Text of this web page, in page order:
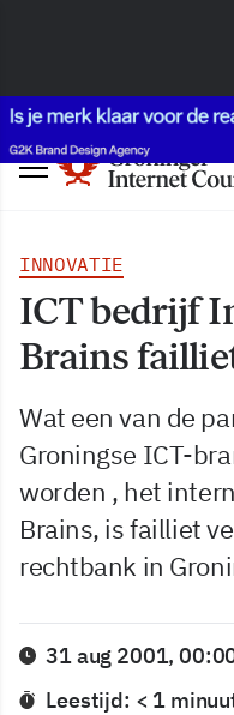
INNOVATIE
ICT bedrijf
Brains
Wat een van de
Groningse ICT-
worden , het
Brains, is failliet
rechtbank in
31 aug 2001,
Leestijd: < 1